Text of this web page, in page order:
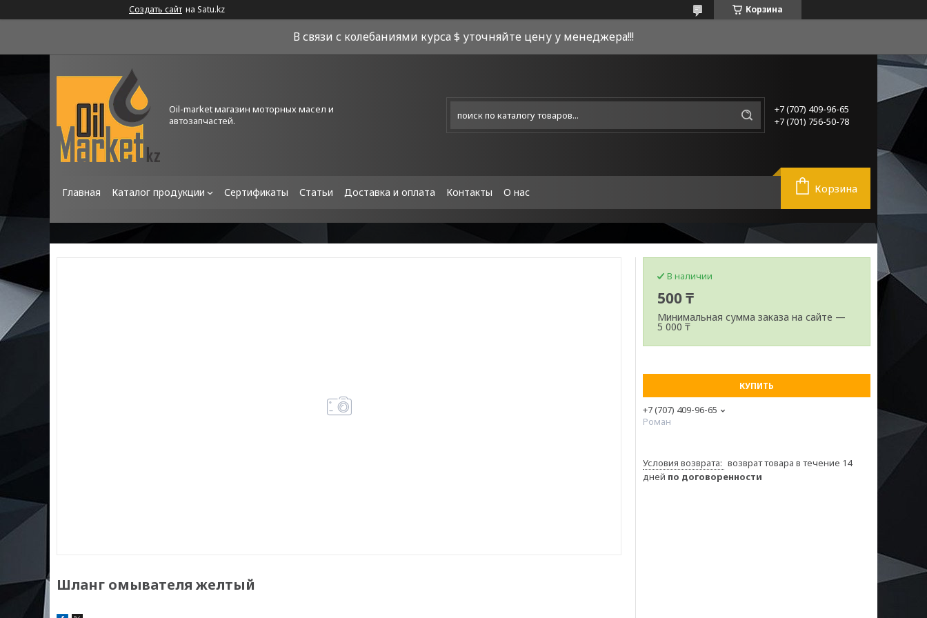
Создать сайт на Satu.kz Корзина
В связи с колебаниями курса $ уточняйте цену у менеджера!!!
Oil-market магазин моторных масел и
автозапчастей.
+7 (707) 409-96-65
+7 (701) 756-50-78
Главная Каталог продукции Сертификаты Статьи Доставка и оплата Контакты О нас Корзина
Шланг омывателя желтый
В наличии
500 ₸
Минимальная сумма заказа на сайте —
5 000 ₸
КУПИТЬ
+7 (707) 409-96-65
Роман
возврат товара в течение 14
дней по договоренности